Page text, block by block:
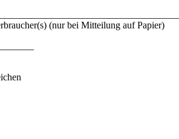
(nur bei Mitteilung auf Papier)